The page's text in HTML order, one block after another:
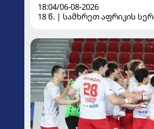
18:04/06-08-2026
18 წ. | სამხრეთ აფრიკის